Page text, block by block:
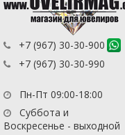
+7 (967) 30-30-900
+7 (967) 30-30-990
Пн-Пт 09:00-18:00
Суббота и
Воскресенье - выходной